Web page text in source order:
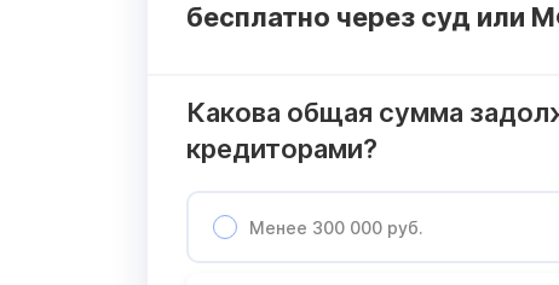
бесплатно через суд или
Какова общая сумма
кредиторами?
Менее 300 000 руб.